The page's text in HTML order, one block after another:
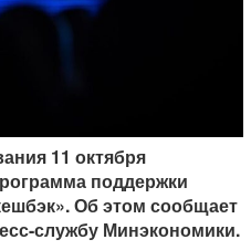
11 октября
поддержки
Об этом сообщает
службу Минэкономики.